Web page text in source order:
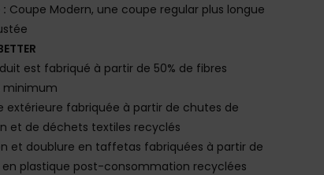
Coupe Modern, une coupe regular plus longue
est fabriqué à partir de 50% de fibres
minimum
extérieure fabriquée à partir de chutes de
et de déchets textiles recyclés
et doublure en taffetas fabriquées à partir de
en plastique post-consommation recyclées